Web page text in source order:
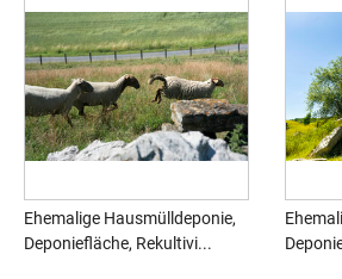
Ehemalige Hausmülldeponie,
Deponiefläche, Rekultivi...